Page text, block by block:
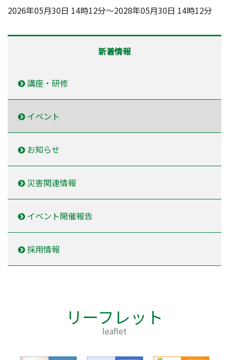
2026年05月30日 14時12分～2028年05月30日 14時12分
新着情報
講座・研修
イベント
お知らせ
災害関連情報
イベント開催報告
採用情報
リーフレット
leaflet